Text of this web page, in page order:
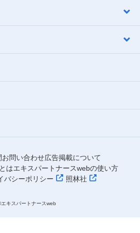
お問い合わせ広告掲載について
はエキスパートナースwebの使い方
バシーポリシー 照林社
キスパートナースweb